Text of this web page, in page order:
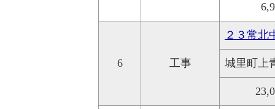
6 工事
２３常北
城里町上